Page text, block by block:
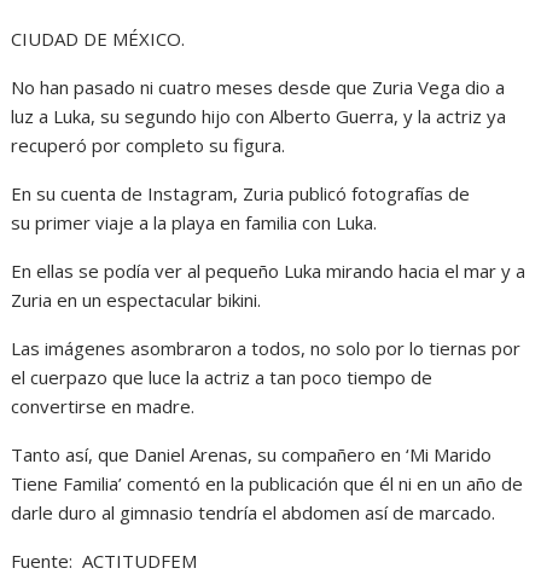
CIUDAD DE MÉXICO.
No han pasado ni cuatro meses desde que Zuria Vega dio a
luz a Luka, su segundo hijo con Alberto Guerra, y la actriz ya
recuperó por completo su figura.
En su cuenta de Instagram, Zuria publicó fotografías de
su primer viaje a la playa en familia con Luka.
En ellas se podía ver al pequeño Luka mirando hacia el mar y a
Zuria en un espectacular bikini.
Las imágenes asombraron a todos, no solo por lo tiernas por
el cuerpazo que luce la actriz a tan poco tiempo de
convertirse en madre.
Tanto así, que Daniel Arenas, su compañero en ‘Mi Marido
Tiene Familia’ comentó en la publicación que él ni en un año de
darle duro al gimnasio tendría el abdomen así de marcado.
Fuente: ACTITUDFEM